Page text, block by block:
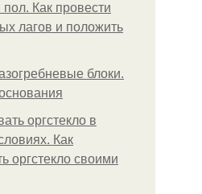
Как провести
лагов и положить
блоки.
оргстекло в
Как
оргстекло своими